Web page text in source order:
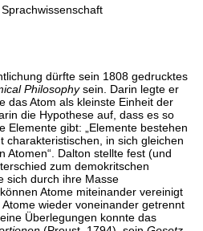
dürfte sein 1808 gedrucktes
Philosophysein. Darin legte er
das Atom als kleinste Einheit der
die Hypothese auf, dass es so
Elemente gibt: „Elemente bestehen
charakteristischen, in sich gleichen
Atomen“. Dalton stellte fest (und
zum demokritschen
sich durch ihre Masse
Atome miteinander vereinigt
wieder voneinander getrennt
Überlegungen konnte das